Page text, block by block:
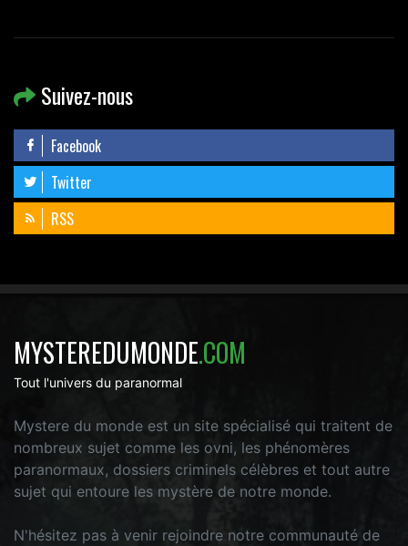
Suivez-nous
Facebook
Twitter
RSS
MYSTEREDUMONDE.COM
Tout l'univers du paranormal
Mystere du monde est un site spécialisé qui traitent de
nombreux sujet comme les ovni, les phénomères
paranormaux, dossiers criminels célèbres et tout autre
sujet qui entoure les mystère de notre monde.
N'hésitez pas à venir rejoindre notre communauté de